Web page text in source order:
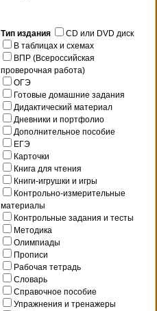
Тип издания
CD или DVD диск
В таблицах и схемах
ВПР (Всероссийская
проверочная работа)
ОГЭ
Готовые домашние задания
Дидактический материал
Дневники и портфолио
Дополнительное пособие
ЕГЭ
Карточки
Книга для чтения
Книги-игрушки и игры
Контрольно-измерительные
материалы
Контрольные задания и тесты
Методика
Олимпиады
Прописи
Рабочая тетрадь
Словарь
Справочное пособие
Упражнения и тренажеры